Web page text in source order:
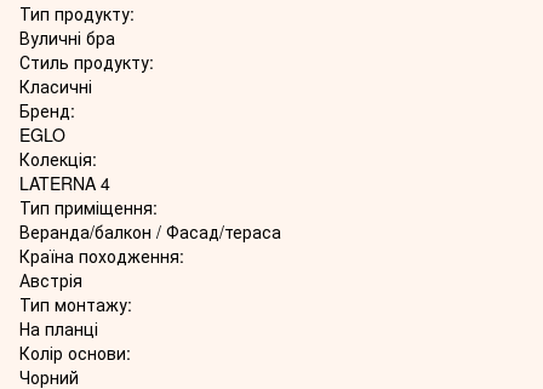
Тип продукту:
Вуличні бра
Стиль продукту:
Класичні
Бренд:
EGLO
Колекція:
LATERNA 4
Тип приміщення:
Веранда/балкон / Фасад/тераса
Країна походження:
Австрія
Тип монтажу:
На планці
Колір основи:
Чорний